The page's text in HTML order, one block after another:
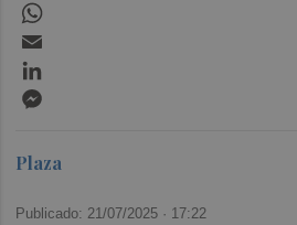
Plaza
Publicado: 21/07/2025 · 17:22